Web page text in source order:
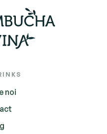
noi